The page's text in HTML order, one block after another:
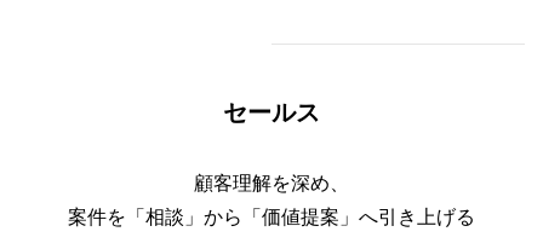
セールス
顧客理解を深め、
案件を「相談」から「価値提案」へ引き上げる